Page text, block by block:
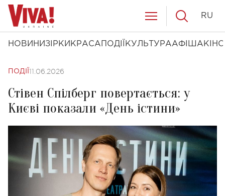
НОВИНИ ЗІРКИ КРАСА ПОДІЇ КУЛЬТУРААФІША КІНО
RU
ПОДІЇ 11.06.2026
Стівен Спілберг повертається: у
Києві показали «День істини»